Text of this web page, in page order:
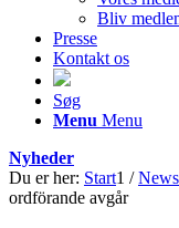
Bliv
Presse
Kontakt os
Søg
Menu Menu
Nyheder
Du er her: Start1 /
ordförande avgår